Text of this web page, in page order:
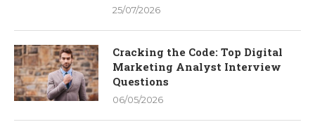
25/07/2026
Cracking the Code: Top Digital
Marketing Analyst Interview
Questions
06/05/2026